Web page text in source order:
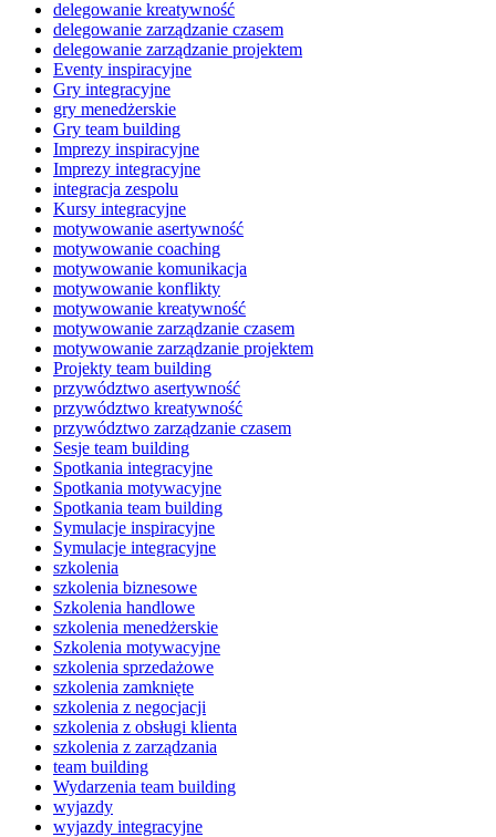
delegowanie kreatywność
delegowanie zarządzanie czasem
delegowanie zarządzanie projektem
Eventy inspiracyjne
Gry integracyjne
gry menedżerskie
Gry team building
Imprezy inspiracyjne
Imprezy integracyjne
integracja zespolu
Kursy integracyjne
motywowanie asertywność
motywowanie coaching
motywowanie komunikacja
motywowanie konflikty
motywowanie kreatywność
motywowanie zarządzanie czasem
motywowanie zarządzanie projektem
Projekty team building
przywództwo asertywność
przywództwo kreatywność
przywództwo zarządzanie czasem
Sesje team building
Spotkania integracyjne
Spotkania motywacyjne
Spotkania team building
Symulacje inspiracyjne
Symulacje integracyjne
szkolenia
szkolenia biznesowe
Szkolenia handlowe
szkolenia menedżerskie
Szkolenia motywacyjne
szkolenia sprzedażowe
szkolenia zamknięte
szkolenia z negocjacji
szkolenia z obsługi klienta
szkolenia z zarządzania
team building
Wydarzenia team building
wyjazdy
wyjazdy integracyjne